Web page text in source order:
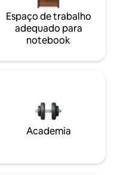
Espaço de trabalho
adequado para
notebook
Academia